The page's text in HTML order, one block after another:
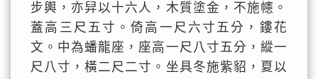
步輿，亦舁以十六人，木質塗金，不施幰。
蓋高三尺五寸。倚高一尺六寸五分，鏤花
文。中為蟠龍座，座高一尺八寸五分，縱一
尺八寸，橫二尺二寸。坐具冬施紫貂，夏以